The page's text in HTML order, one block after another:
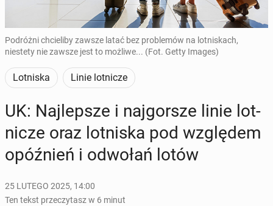
Podróżni chcieliby zawsze latać bez problemów na lotniskach,
niestety nie zawsze jest to możliwe... (Fot. Getty Images)
Lotniska Linie lotnicze
UK: Naj­lep­sze i naj­gor­sze linie lot­
ni­cze oraz lot­ni­ska pod wzglę­dem
opóź­nień i odwołań lotów
25 LUTEGO 2025, 14:00
Ten tekst przeczytasz w 6 minut